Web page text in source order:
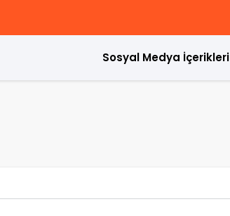
Sosyal Medya İçerikleri